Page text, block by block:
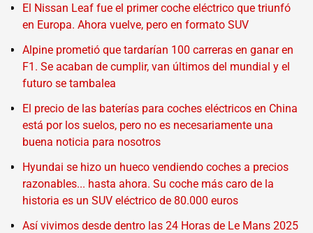
El Nissan Leaf fue el primer coche eléctrico que triunfó
en Europa. Ahora vuelve, pero en formato SUV
Alpine prometió que tardarían 100 carreras en ganar en
F1. Se acaban de cumplir, van últimos del mundial y el
futuro se tambalea
El precio de las baterías para coches eléctricos en China
está por los suelos, pero no es necesariamente una
buena noticia para nosotros
Hyundai se hizo un hueco vendiendo coches a precios
razonables... hasta ahora. Su coche más caro de la
historia es un SUV eléctrico de 80.000 euros
Así vivimos desde dentro las 24 Horas de Le Mans 2025